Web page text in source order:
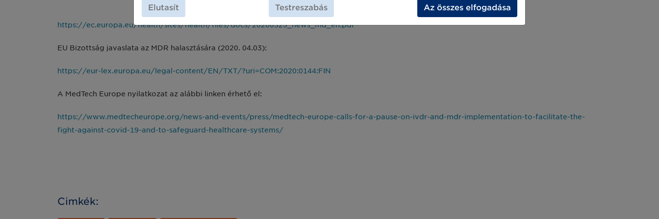
EU Bizottság bejelentése:
https://ec.europa.eu/health/sites/health/files/docs/20200325_news_md_en.pdf
EU Bizottság javaslata az MDR halasztására (2020. 04.03):
https://eur-lex.europa.eu/legal-content/EN/TXT/?uri=COM:2020:0144:FIN
A MedTech Europe nyilatkozat az alábbi linken érhető el:
https://www.medtecheurope.org/news-and-events/press/medtech-europe-calls-for-a-pause-on-ivdr-and-mdr-implementation-to-facilitate-the-
fight-against-covid-19-and-to-safeguard-healthcare-systems/
Cimkék:
Elutasít Testreszabás Az összes elfogadása